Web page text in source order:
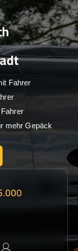
Fahrer
mehr Gepäck